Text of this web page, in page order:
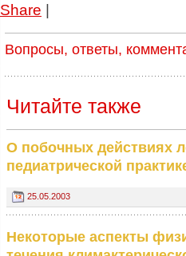
Share |
Вопросы, ответы,
Читайте также
О побочных действиях
педиатрической
25.05.2003
Некоторые аспекты